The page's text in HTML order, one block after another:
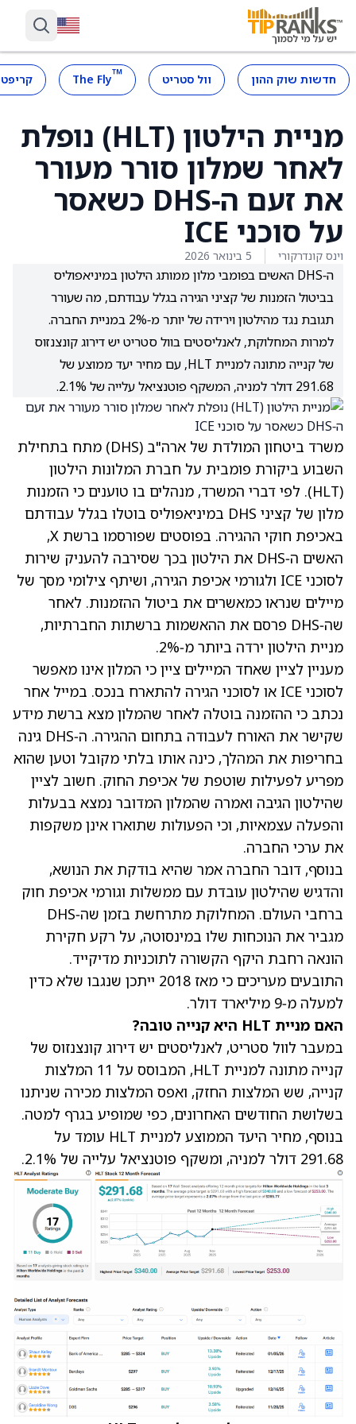
חדשות שוק ההון וול סטריט ™
The Fly
מניית הילטון (HLT) נופלת
לאחר שמלון סורר מעורר
את זעם ה‑DHS כשאסר
על סוכני ICE
וינס קונדרקורי 5 בינואר 2026
ה‑DHS האשים בפומבי מלון ממותג הילטון במיניאפוליס
בביטול הזמנות של קציני הגירה בגלל עבודתם, מה שעורר
תגובת נגד מהילטון וירידה של יותר מ‑2% במניית החברה.
למרות המחלוקת, לאנליסטים בוול סטריט יש דירוג קונצנזוס
של קנייה מתונה למניית HLT, עם מחיר יעד ממוצע של
291.68 דולר למניה, המשקף פוטנציאל עלייה של 2.1%.
משרד ביטחון המולדת של ארה"ב (DHS) מתח בתחילת
השבוע ביקורת פומבית על חברת המלונות הילטון
(HLT)
. לפי דברי המשרד, מנהלים בו טוענים כי הזמנות
מלון של קציני DHS במיניאפוליס בוטלו בגלל עבודתם
באכיפת חוקי ההגירה. בפוסטים שפורסמו ברשת X,
האשים ה‑DHS את הילטון בכך שסירבה להעניק שירות
לסוכני ICE ולגורמי אכיפת הגירה, ושיתף צילומי מסך של
מיילים שנראו כמאשרים את ביטול ההזמנות. לאחר
שה‑DHS פרסם את ההאשמות ברשתות החברתיות,
מניית הילטון ירדה ביותר מ‑2%.
מעניין לציין שאחד המיילים ציין כי המלון אינו מאפשר
לסוכני ICE או לסוכני הגירה להתארח בנכס. במייל אחר
נכתב כי ההזמנה בוטלה לאחר שהמלון מצא ברשת מידע
שקישר את האורח לעבודה בתחום ההגירה. ה‑DHS גינה
בחריפות את המהלך, כינה אותו בלתי מקובל וטען שהוא
מפריע לפעילות שוטפת של אכיפת החוק. חשוב לציין
שהילטון הגיבה ואמרה שהמלון המדובר נמצא בבעלות
והפעלה עצמאיות, וכי הפעולות שתוארו אינן משקפות
את ערכי החברה.
בנוסף, דובר החברה אמר שהיא בודקת את הנושא,
והדגיש שהילטון עובדת עם ממשלות וגורמי אכיפת חוק
ברחבי העולם. המחלוקת מתרחשת בזמן שה‑DHS
מגביר את הנוכחות שלו במינסוטה, על רקע חקירת
הונאה רחבת היקף הקשורה לתוכניות מדיקייד.
התובעים מעריכים כי מאז 2018 ייתכן שנגבו שלא כדין
למעלה מ‑9 מיליארד דולר.
האם מניית HLT היא קנייה טובה?
במעבר לוול סטריט, לאנליסטים יש דירוג קונצנזוס של
קנייה מתונה למניית HLT, המבוסס על 11 המלצות
קנייה, שש המלצות החזק, ואפס המלצות מכירה שניתנו
בשלושת החודשים האחרונים, כפי שמופיע בגרף למטה.
בנוסף, מחיר היעד הממוצע למניית HLT
עומד על
291.68 דולר למניה, ומשקף פוטנציאל עלייה של 2.1%.